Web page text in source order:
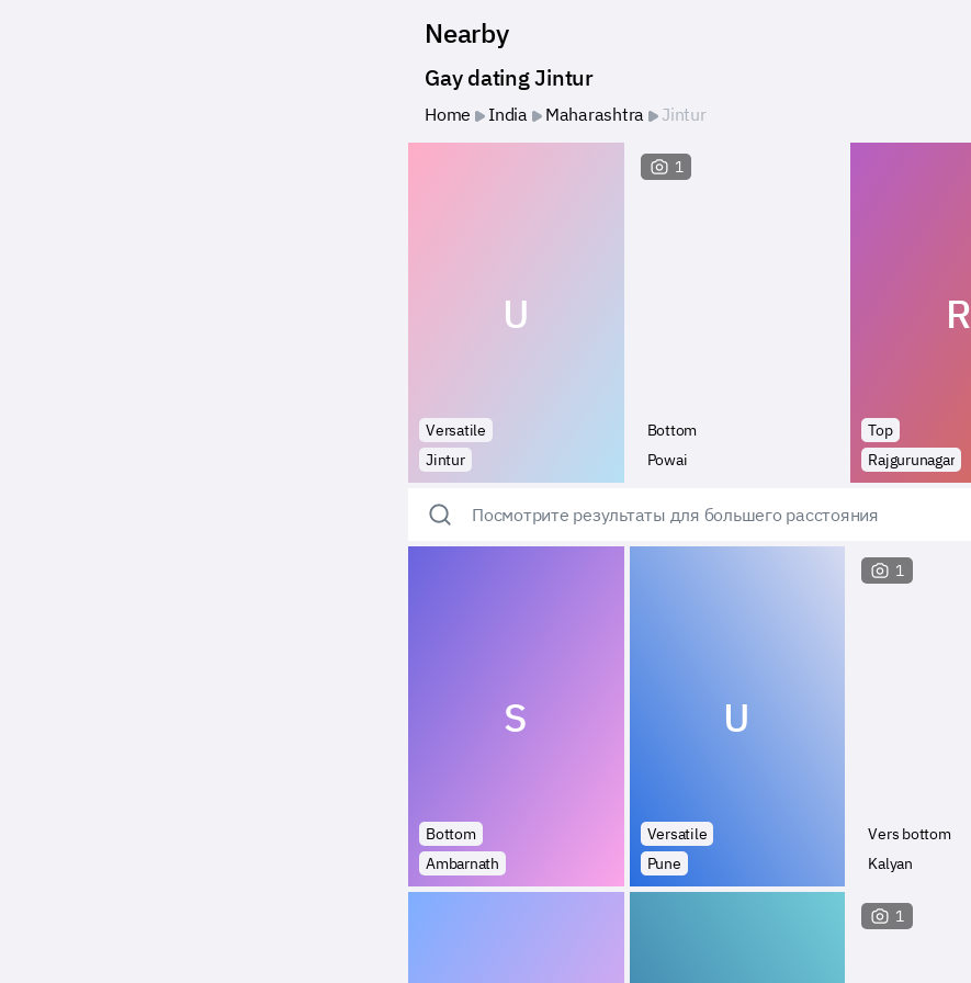
Nearby
Gay dating Jintur
Home India Maharashtra Jintur
U
Versatile
Jintur
1
Bottom
Powai
R
Top
Rajgurunagar
Посмотрите результаты для большего расстояния
S
Bottom
Ambarnath
U
Versatile
Pune
1
Vers bottom
Kalyan
1